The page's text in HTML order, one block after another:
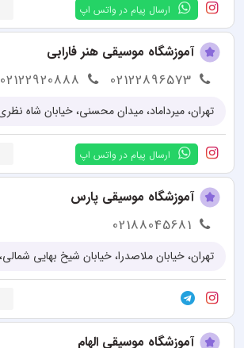
ارسال پیام در واتس اپ
آموزشگاه موسیقی هنر فارابی
02122896573
02122920888
ارسال پیام در واتس اپ
آموزشگاه موسیقی پارس
02188045681
آموزشگاه موسیقی الهام